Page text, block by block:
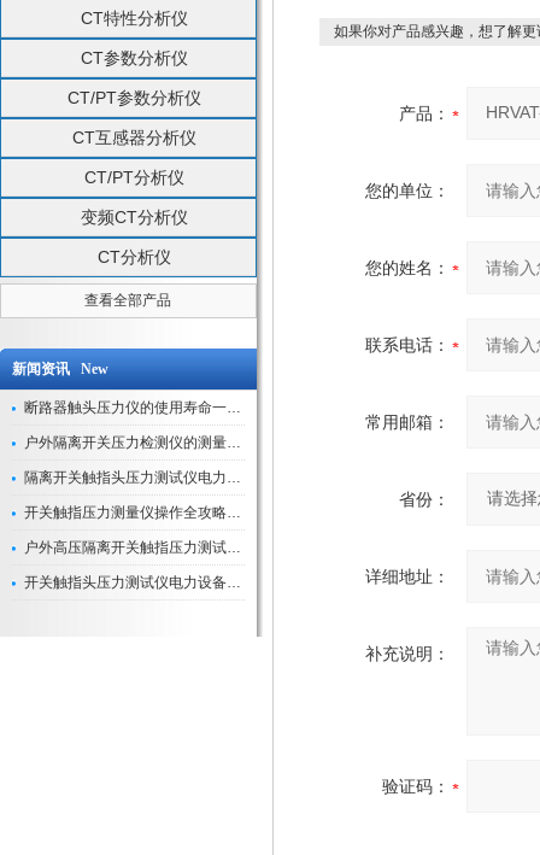
CT特性分析仪
CT参数分析仪
CT/PT参数分析仪
CT互感器分析仪
CT/PT分析仪
变频CT分析仪
CT分析仪
查看全部产品
新闻资讯 New
断路器触头压力仪的使用寿命一般是多久？
户外隔离开关压力检测仪的测量数据如何与GIS系统对接实现智能化运维？
隔离开关触指头压力测试仪电力系统安全运行的“定海神针”
开关触指压力测量仪操作全攻略：从准备到精准测量的实战指南
户外高压隔离开关触指压力测试仪的作用与价值
开关触指头压力测试仪电力设备安全的“隐形守护者”
如果你对产品感兴趣，想了解
产品：
您的单位：
您的姓名：
联系电话：
常用邮箱：
省份：
详细地址：
补充说明：
验证码：